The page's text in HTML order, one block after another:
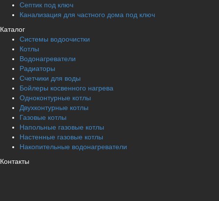
Септик под ключ
Канализация для частного дома под ключ
Каталог
Системы водоочистки
Котлы
Водонагреватели
Радиаторы
Cчетчики для воды
Бойлеры косвенного нагрева
Одноконтурные котлы
Двухконтурные котлы
Газовые котлы
Напольные газовые котлы
Настенные газовые котлы
Накопительные водонагреватели
Контакты